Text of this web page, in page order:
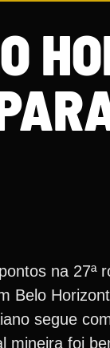
na 27ª
Belo
segue
mineira foi